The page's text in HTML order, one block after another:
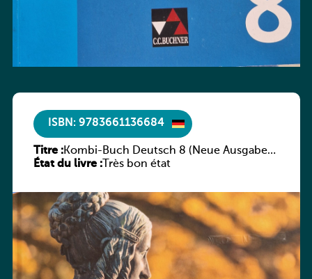
ISBN: 9783661136684
Titre :Kombi-Buch Deutsch 8 (Neue Ausgabe
Luxemburg)
État du livre :Très bon état